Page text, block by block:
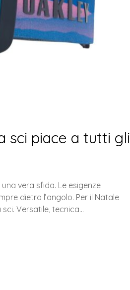
sci piace a tutti gli
vera sfida. Le esigenze
dietro l’angolo. Per il Natale
Versatile, tecnica…